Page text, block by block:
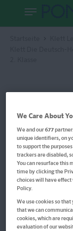
We Care About
We and our677
unique identifiers, on
to support the
trackers are disabled,
You can resurface this
time by clicking the
choices will have
Policy.
We use cookies so that
that we can
cookies, which are
evaluation of our